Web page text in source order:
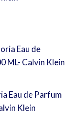
Eau de Parfum
Klein